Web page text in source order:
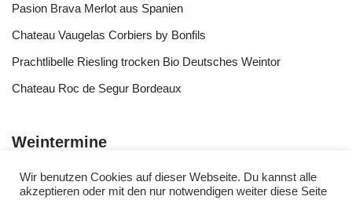
Pasion Brava Merlot aus Spanien
Chateau Vaugelas Corbiers by Bonfils
Prachtlibelle Riesling trocken Bio Deutsches Weintor
Chateau Roc de Segur Bordeaux
Weintermine
Wir benutzen Cookies auf dieser Webseite. Du kannst alle
akzeptieren oder mit den nur notwendigen weiter diese Seite